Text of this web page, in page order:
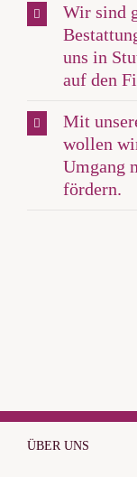
Wir sind
uns in
auf den
Mit
wollen
Umgang
fördern.
ÜBER UNS